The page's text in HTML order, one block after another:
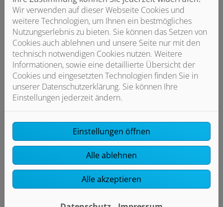
Wir verwenden auf dieser Webseite Cookies und
weitere Technologien, um Ihnen ein bestmögliches
Nutzungserlebnis zu bieten. Sie können das Setzen von
Cookies auch ablehnen und unsere Seite nur mit den
technisch notwendigen Cookies nutzen. Weitere
Informationen, sowie eine detaillierte Übersicht der
Cookies und eingesetzten Technologien finden Sie in
unserer Datenschutzerklärung. Sie können Ihre
Einstellungen jederzeit ändern.
Einstellungen öffnen
Alle ablehnen
Alle akzeptieren